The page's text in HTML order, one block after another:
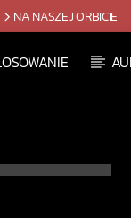
NA NASZEJ ORBICIE